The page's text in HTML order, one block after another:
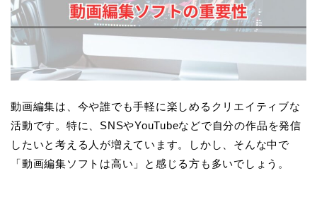
動画編集は、今や誰でも手軽に楽しめるクリエイティブな
活動です。特に、SNSやYouTubeなどで自分の作品を発信
したいと考える人が増えています。しかし、そんな中で
「動画編集ソフトは高い」と感じる方も多いでしょう。